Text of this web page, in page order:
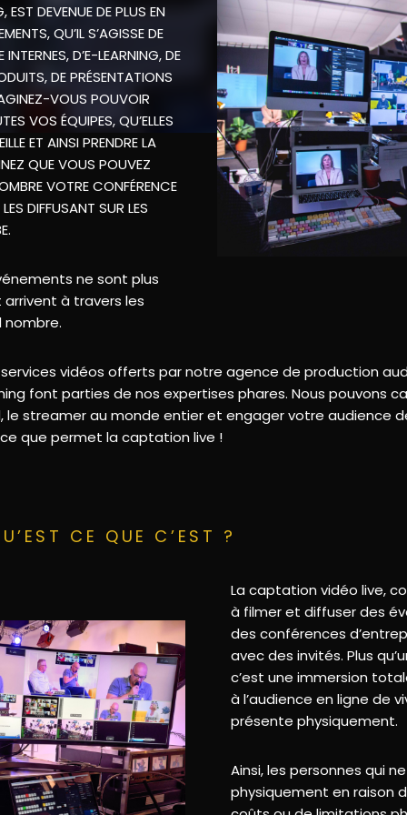
EST DEVENUE DE PLUS EN
QU’IL S’AGISSE DE
D’E-LEARNING, DE
DE PRÉSENTATIONS
VOUS POUVOIR
VOS ÉQUIPES, QU’ELLES
ET AINSI PRENDRE LA
QUE VOUS POUVEZ
VOTRE CONFÉRENCE
DIFFUSANT SUR LES
ne sont plus
à travers les
nombre.
services vidéos offerts par notre agence de production
font parties de nos expertises phares. Nous pouvons
streamer au monde entier et engager votre audience
que permet la captation live !
CE QUE C’EST ?
La captation vidéo live,
à filmer et diffuser des
des conférences
avec des invités. Plus
c’est une immersion
à l’audience en ligne de
présente physiquement.
Ainsi, les personnes qui
physiquement en raison